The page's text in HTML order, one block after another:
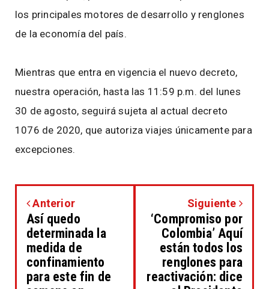
los principales motores de desarrollo y renglones
de la economía del país.
Mientras que entra en vigencia el nuevo decreto,
nuestra operación, hasta las 11:59 p.m. del lunes
30 de agosto, seguirá sujeta al actual decreto
1076 de 2020, que autoriza viajes únicamente para
excepciones.
Anterior
Así quedo
determinada la
medida de
confinamiento
para este fin de
Siguiente
‘Compromiso por
Colombia’ Aquí
están todos los
renglones para
reactivación: dice